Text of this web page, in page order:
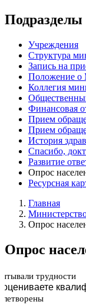
Подразделы
Учреждения
Структура
Запись на
Положение о
Коллегия
Финансовая
Прием
Прием
История
Спасибо,
Развитие
Опрос
Ресурсная
Главная
Опрос
Опрос